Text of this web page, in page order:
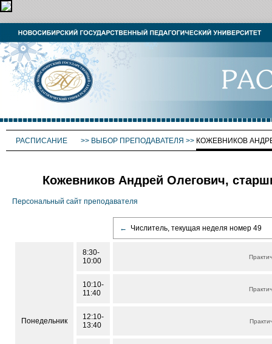
РАСПИСАНИЕ >> ВЫБОР ПРЕПОДАВАТЕЛЯ >> КОЖЕВНИКОВ
Кожевников Андрей Олегович,
Персональный сайт преподавателя
← Числитель, текущая неделя номер 49
Понедельник
8:30-
10:00
10:10-
11:40
12:10-
13:40